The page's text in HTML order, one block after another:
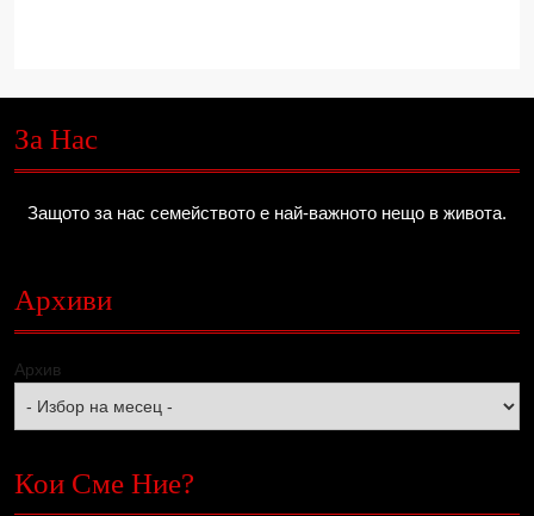
За Нас
Защото за нас семейството е най-важното нещо в живота.
Архиви
Архив
Кои Сме Ние?